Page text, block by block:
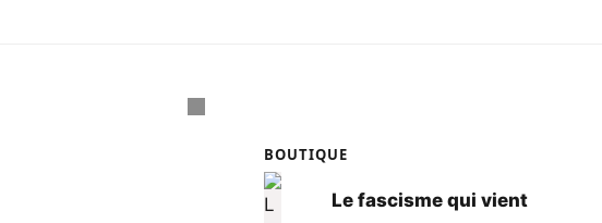
BOUTIQUE
Le fascisme qui vient